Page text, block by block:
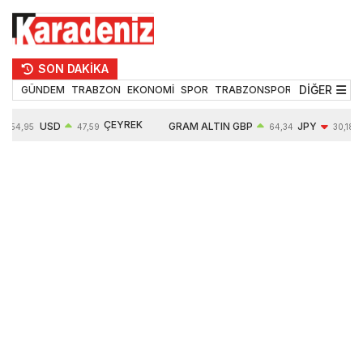
SON DAKİKA
GÜNDEM TRABZON EKONOMİ SPOR TRABZONSPOR TEKNOLOJİ
DİĞER
54,95 USD 47,59 ÇEYREK GRAM ALTIN GBP 64,34 JPY 30,18